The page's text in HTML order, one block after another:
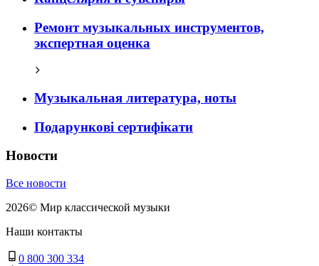
Ремонт музыкальных инструментов,
экспертная оценка
Музыкальная литература, ноты
Подарункові сертифікати
Новости
Все новости
2026© Мир классической музыки
Наши контакты
0 800 300 334